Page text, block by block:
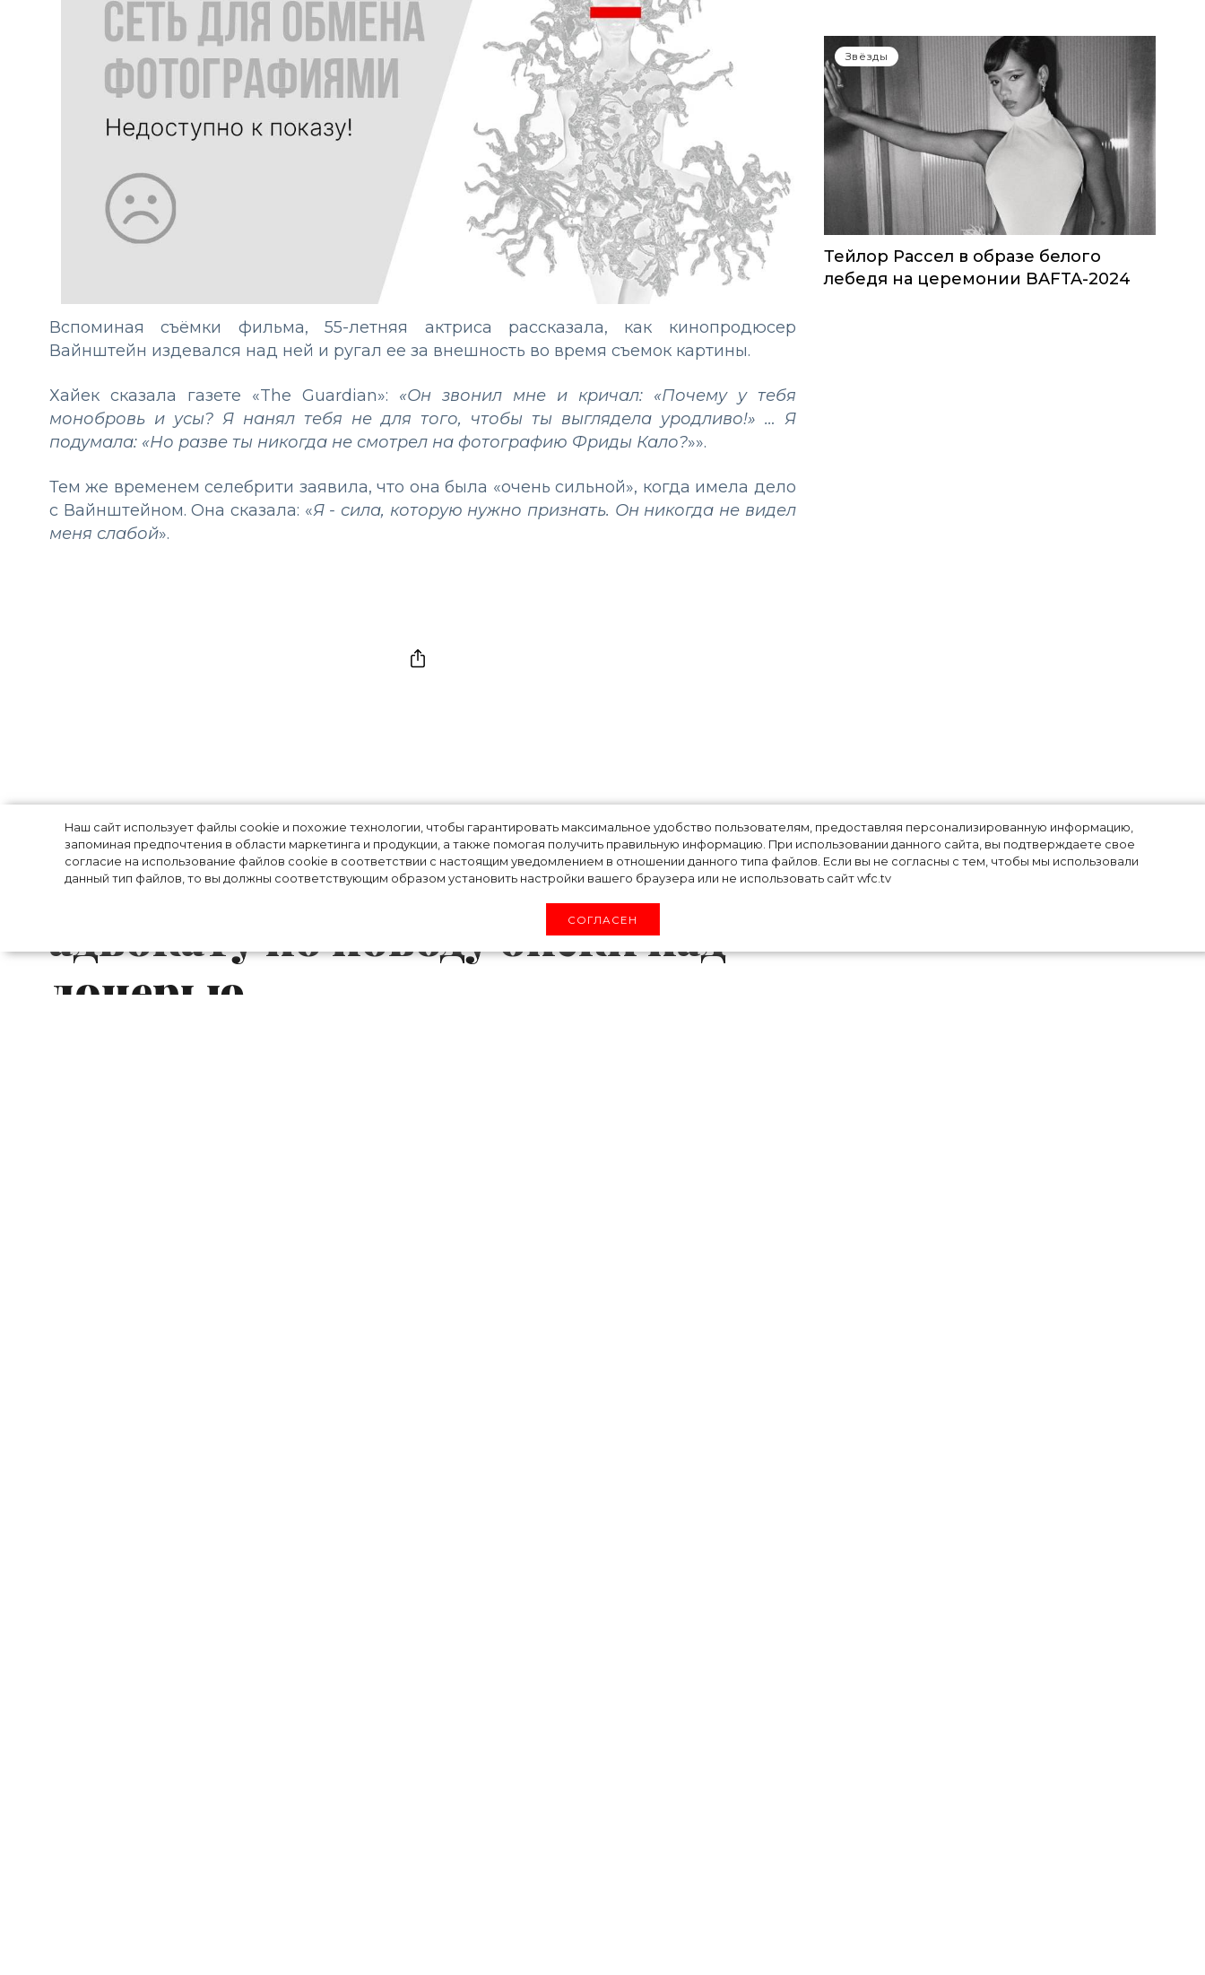
Наш сайт использует файлы cookie и похожие технологии, чтобы гарантировать максимальное удобство пользователям, предоставляя персонализированную информацию,
запоминая предпочтения в области маркетинга и продукции, а также помогая получить правильную информацию. При использовании данного сайта, вы подтверждаете свое
согласие на использование файлов cookie в соответствии с настоящим уведомлением в отношении данного типа файлов. Если вы не согласны с тем, чтобы мы использовали
данный тип файлов, то вы должны соответствующим образом установить настройки вашего браузера или не использовать сайт wfc.tv
СОГЛАСЕН
Вспоминая съёмки фильма, 55-летняя актриса рассказала, как кинопродюсер
Вайнштейн издевался над ней и ругал ее за внешность во время съемок картины.
Хайек сказала газете «The Guardian»: «Он звонил мне и кричал: «Почему у тебя
монобровь и усы? Я нанял тебя не для того, чтобы ты выглядела уродливо!» … Я
подумала: «Но разве ты никогда не смотрел на фотографию Фриды Кало?»».
Тем же временем селебрити заявила, что она была «очень сильной», когда имела дело
с Вайнштейном. Она сказала: «Я - сила, которую нужно признать. Он никогда не видел
меня слабой».
Звёзды
Тейлор Рассел в образе белого
лебедя на церемонии BAFTA-2024
Дело доходит до суда: Модель
Джиджи Хадид обратилась к
адвокату по поводу опеки над
дочерью